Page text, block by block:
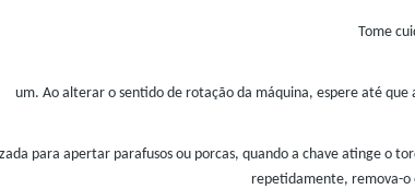
Tome
um. Ao alterar o sentido de rotação da máquina, espere até
para apertar parafusos ou porcas, quando a chave atinge o
repetidamente, remova-o